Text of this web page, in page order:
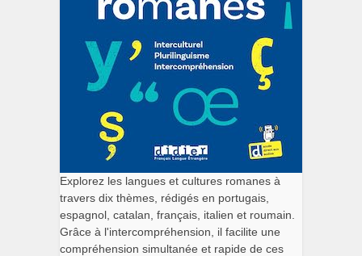
Explorez les langues et cultures romanes à
travers dix thèmes, rédigés en portugais,
espagnol, catalan, français, italien et roumain.
Grâce à l'intercompréhension, il facilite une
compréhension simultanée et rapide de ces